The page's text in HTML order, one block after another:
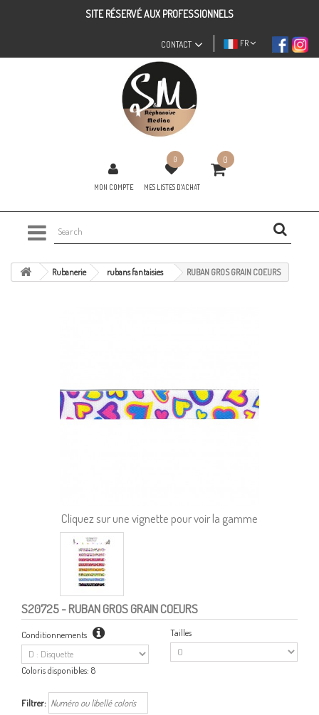
SITE RÉSERVÉ AUX PROFESSIONNELS
FR
CONTACT
MON COMPTE
0
MES LISTES D'ACHAT
0
Rubanerie rubans fantaisies RUBAN GROS GRAIN COEURS
Cliquez sur une vignette pour voir la gamme
S20725- RUBAN GROS GRAIN COEURS
Conditionnements Tailles
Coloris disponibles: 8
Filtrer: